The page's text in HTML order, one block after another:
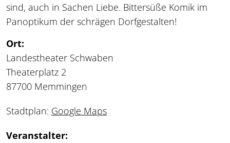
sind, auch in Sachen Liebe. Bittersüße Komik im
Panoptikum der schrägen Dorfgestalten!
Ort:
Landestheater Schwaben
Theaterplatz 2
87700 Memmingen
Stadtplan: Google Maps
Veranstalter: